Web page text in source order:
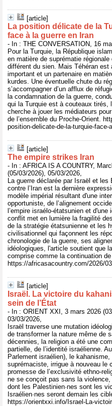
[article]
La position délicate de la
face à la guerre en Iran
- In : THE CONVERSATION, 16
Pour la Turquie, la République
en matière de suprématie
différent du sien. Mais Téhéran est
important et un partenaire en
kurdes. Une éventuelle chute du
s’accompagner d’un afflux de
la condamnation de la guerre,
qui la Turquie est à couteaux tirés,
cherche à jouer les médiateurs
de l’ensemble du Proche-Orient.
position-delicate-de-la-turquie-face-
[article]
The empire strikes Iran
- In : AFRICA IS A COUNTRY,
(05/03/2026), 05/03/2026,
La guerre déclarée par Israël et les
contre l’Iran est la dernière
modèle impérial résultant d'une
opportuniste, de l’alignement
l’empire israélo-étatsunien et
conflit met en lumière la fragilité
de la stratégie étatsunienne et les
civilisationnel qui façonnent les
chronologie de la guerre, ses
idéologiques, l'article soutient que
comprise comme la continuation
https://africasacountry.com/2026/
[article]
Israël. La victoire du
sein de l’État
- In : ORIENT XXI, 3 mars 2026
03/03/2026,
Israël traverse une mutation
de transformer la nature même de
décennies, la religion a été une
partielle, de l’identité israélienne.
Parlement israélien), le
suprémaciste, irrigue à nouveau le
promesse de l’exclusivité ethno-
ne se conçoit pas sans la
dont les Palestinien·nes sont les
Israélien·nes seront demain les
https://orientxxi.info/Israel-La-